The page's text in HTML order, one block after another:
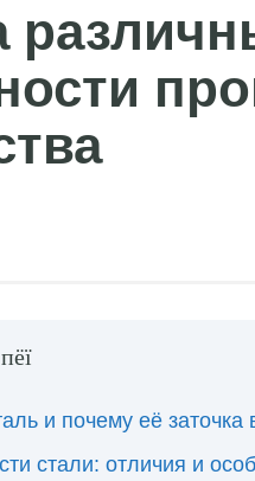
и почему её заточка
стали: отличия и